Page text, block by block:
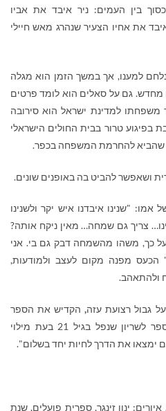
בין העמים: ניר איבד את אביו
את אחיו הצעיר שנהרג מאש חיילי
למענו, אך במשך הזמן הוא מגלה
מחדש. גם על סאלים הוא לומד פרטים
למדינת ישראל הוא סירובה
טרור בבית החולים הישראלי
שהביא להחרמת המשפחה בכפר.
ושאפשר להביט בה באופנים שונים.
"שנינו איבדנו איש יקר ולשנינו
צריך גם שמחה… מאין ניקח אותה?
כך, משהו מהשמחה דבק גם בי. אני
הכעס מפנה מקום לעצב ולמודעות,
ולהתאהב.
גבול רצועת עזה, הקדיש את הספר
לבנו ניר, מדריך מצטיין בבית הספר לשריון שנפל בגיל 21 בעת מילוי
ימצאו את הדרך לחיות יחד בשלום".
איורים: ינון זינגר, ספרית פועלים, שנת